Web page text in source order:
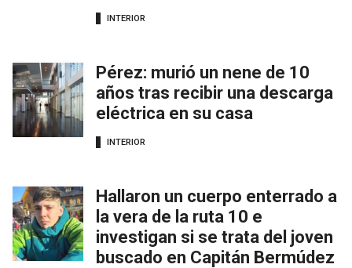
INTERIOR
Pérez: murió un nene de 10
años tras recibir una descarga
eléctrica en su casa
INTERIOR
Hallaron un cuerpo enterrado a
la vera de la ruta 10 e
investigan si se trata del joven
buscado en Capitán Bermúdez